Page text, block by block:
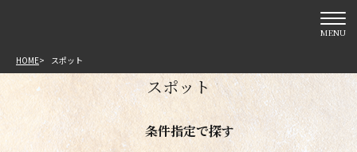
MENU
HOME スポット
スポット
条件指定で探す